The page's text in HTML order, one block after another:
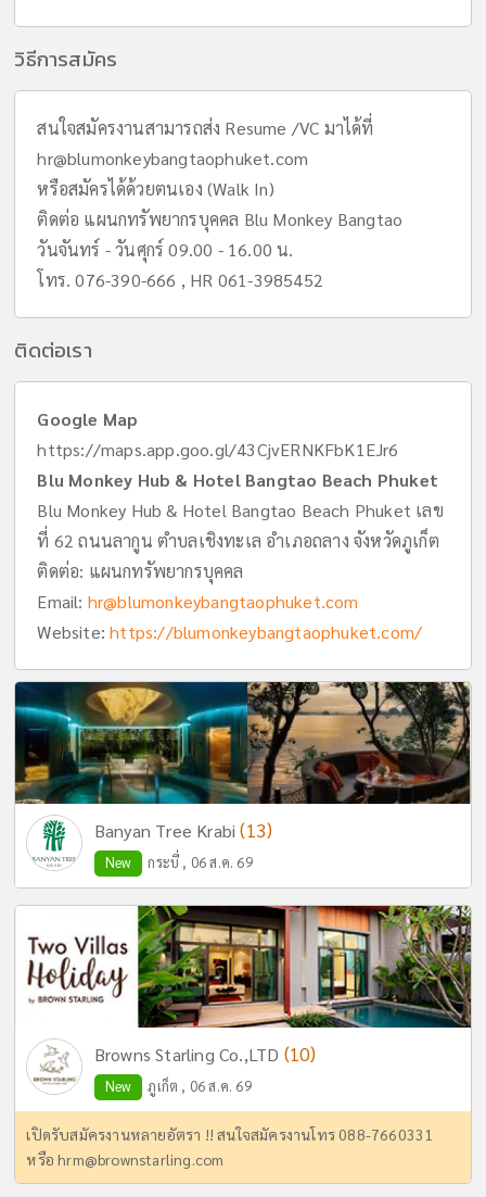
วิธีการสมัคร
สนใจสมัครงานสามารถส่ง Resume /VC มาได้ที่
hr@blumonkeybangtaophuket.com
หรือสมัครได้ด้วยตนเอง (Walk In)
ติดต่อ แผนกทรัพยากรบุคคล Blu Monkey Bangtao
วันจันทร์ - วันศุกร์ 09.00 - 16.00 น.
โทร. 076-390-666 , HR 061-3985452
ติดต่อเรา
Google Map
https://maps.app.goo.gl/43CjvERNKFbK1EJr6
Blu Monkey Hub & Hotel Bangtao Beach Phuket
Blu Monkey Hub & Hotel Bangtao Beach Phuket เลข
ที่ 62 ถนนลากูน ตำบลเชิงทะเล อำเภอถลาง จังหวัดภูเก็ต
ติดต่อ: แผนกทรัพยากรบุคคล
Email: hr@blumonkeybangtaophuket.com
Website:https://blumonkeybangtaophuket.com/
Banyan Tree Krabi(13)
New กระบี่ , 06 ส.ค. 69
Browns Starling Co.,LTD (10)
New ภูเก็ต , 06 ส.ค. 69
เปิดรับสมัครงานหลายอัตรา !! สนใจสมัครงานโทร 088-7660331
หรือhrm@brownstarling.com